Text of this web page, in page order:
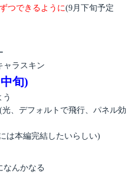
つできるように(9月下旬予定
ャラスキン
旬)
う
(光、デフォルトで飛行、パネル効
は本編完結したいらしい)
なんかなる